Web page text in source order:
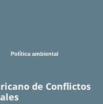
Política ambiental
de Conflictos